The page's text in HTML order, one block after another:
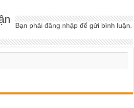
Bạn phảiđăng nhập để gửi bình luận.